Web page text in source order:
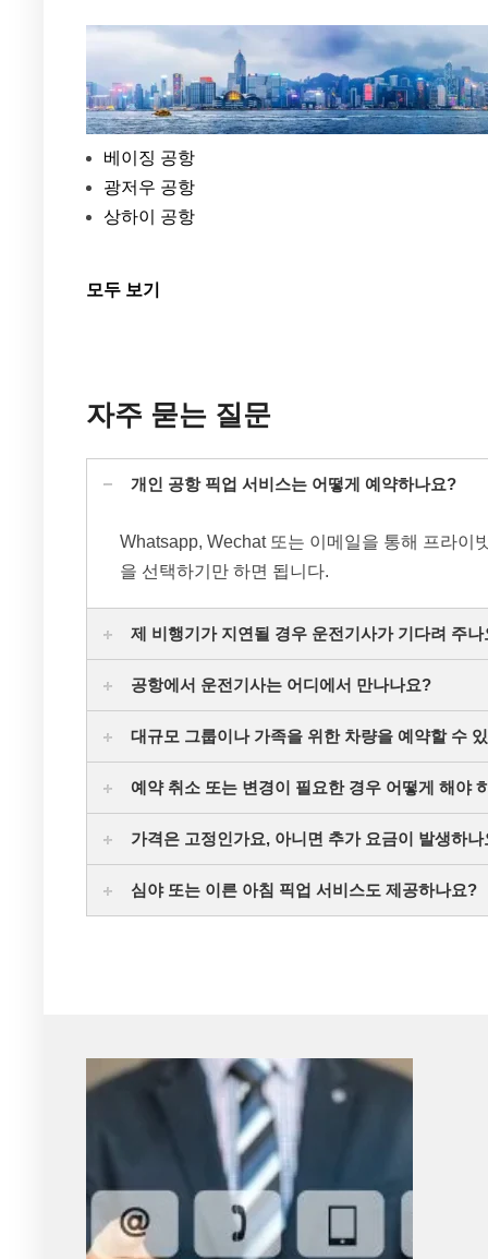
베이징 공항
광저우 공항
상하이 공항
모두 보기
자주 묻는 질문
개인 공항 픽업 서비스는 어떻게 예약하나요?
Whatsapp, Wechat 또는 이메일을 통해 프라이
을 선택하기만 하면 됩니다.
제 비행기가 지연될 경우 운전기사가 기다려 주
공항에서 운전기사는 어디에서 만나나요?
대규모 그룹이나 가족을 위한 차량을 예약할 수
예약 취소 또는 변경이 필요한 경우 어떻게 해야
가격은 고정인가요, 아니면 추가 요금이 발생하
심야 또는 이른 아침 픽업 서비스도 제공하나요?